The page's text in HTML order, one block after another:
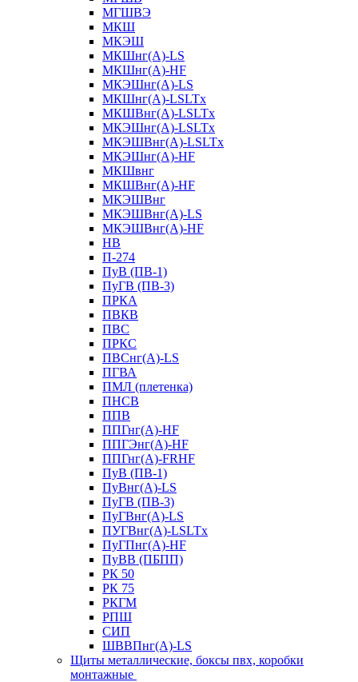
МГШВЭ
МКШ
МКЭШ
МКШнг(А)-LS
МКШнг(А)-HF
МКЭШнг(А)-LS
МКШнг(А)-LSLTx
МКШВнг(A)-LSLTx
МКЭШнг(А)-LSLTx
МКЭШВнг(A)-LSLTx
МКЭШнг(А)-HF
МКШвнг
МКШВнг(А)-HF
МКЭШВнг
МКЭШВнг(А)-LS
МКЭШВнг(А)-HF
НВ
П-274
ПуВ (ПВ-1)
ПуГВ (ПВ-3)
ПРКА
ПВКВ
ПВС
ПРКС
ПВСнг(А)-LS
ПГВА
ПМЛ (плетенка)
ПНСВ
ППВ
ППГнг(А)-HF
ППГЭнг(А)-HF
ППГнг(А)-FRHF
ПуВ (ПВ-1)
ПуВнг(А)-LS
ПуГВ (ПВ-3)
ПуГВнг(А)-LS
ПУГВнг(А)-LSLTx
ПуГПнг(А)-HF
ПуВВ (ПБПП)
РК 50
РК 75
РКГМ
РПШ
СИП
ШВВПнг(А)-LS
Щиты металлические, боксы пвх, коробки
монтажные